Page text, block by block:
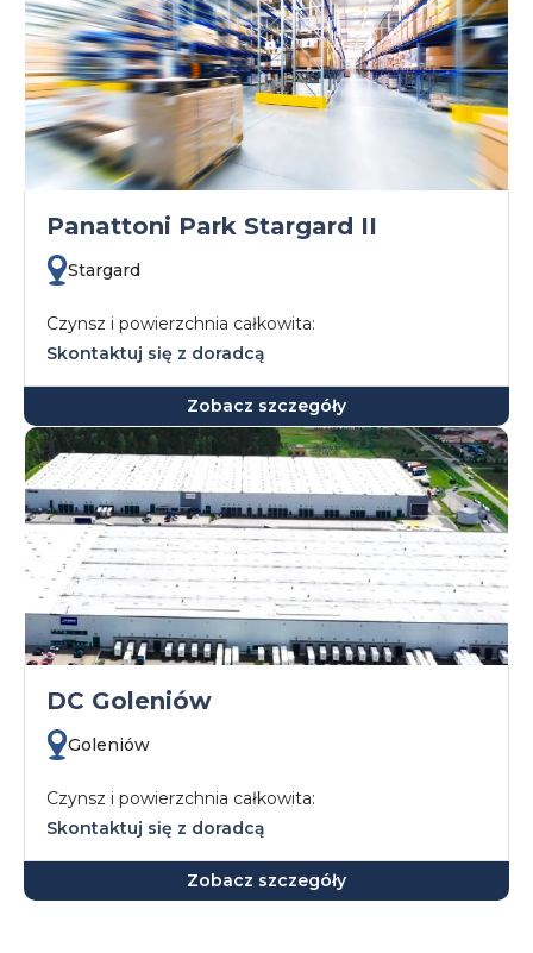
Panattoni Park Stargard II
Stargard
Czynsz i powierzchnia całkowita:
Skontaktuj się z doradcą
Zobacz szczegóły
DC Goleniów
Goleniów
Czynsz i powierzchnia całkowita:
Skontaktuj się z doradcą
Zobacz szczegóły